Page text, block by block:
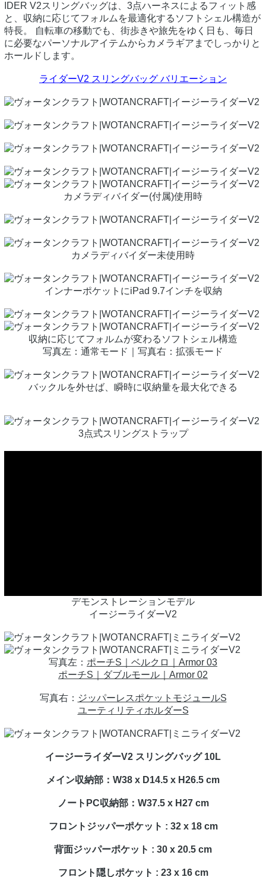
IDER V2スリングバッグは、3点ハーネスによるフィット感
と、収納に応じてフォルムを最適化するソフトシェル構造が
特長。 自転車の移動でも、街歩きや旅先をゆく日も、毎日
に必要なパーソナルアイテムからカメラギアまでしっかりと
ホールドします。
ライダーV2 スリングバッグ バリエーション
カメラディバイダー(付属)使用時
カメラディバイダー未使用時
インナーポケットにiPad 9.7インチを収納
収納に応じてフォルムが変わるソフトシェル構造
写真左：通常モード｜写真右：拡張モード
バックルを外せば、瞬時に収納量を最大化できる
3点式スリングストラップ
デモンストレーションモデル
イージーライダーV2
写真左： ポーチS｜ベルクロ｜Armor 03
ポーチS｜ダブルモール｜Armor 02
写真右： ジッパーレスポケットモジュールS
ユーティリティホルダーS
イージーライダーV2 スリングバッグ 10L
メイン収納部：W38 x D14.5 x H26.5 cm
ノートPC収納部：W37.5 x H27 cm
フロントジッパーポケット : 32 x 18 cm
背面ジッパーポケット : 30 x 20.5 cm
フロント隠しポケット : 23 x 16 cm